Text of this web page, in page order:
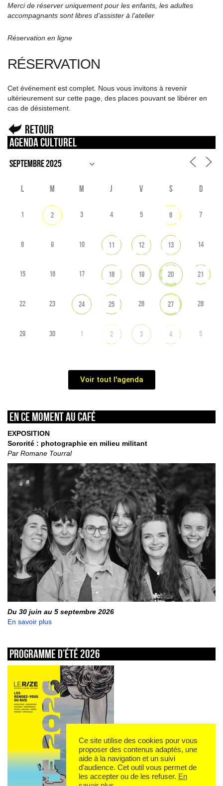
Merci de réserver uniquement pour les enfants, les adultes
accompagnants sont libres d’assister à l’atelier
Réservation en ligne
RÉSERVATION
Cet événement est complet. Nous vous invitons à revenir
ultérieurement sur cette page, des places pouvant se libérer en
cas de désistement.
Retour
Agenda culturel
L M M J V S D
1 2 3 4 5 6 7
8 9 10 11 12 13 14
15 16 17 18 19 20 21
22 23 24 25 26 27 28
29 30 1 2 3 4 5
Voir tout l'agenda
En ce moment au café
EXPOSITION
Sororité : photographie en milieu militant
Par Romane Tourral
Du 30 juin au 5 septembre 2026
En savoir plus
Programme d’été 2026
Ce site utilise des cookies pour vous
proposer des contenus adaptés, une
aide à la navigation et un suivi
d’audience. Cet outil vous permet de
les accepter ou de les refuser. En